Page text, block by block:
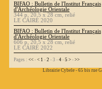
BIFAO : Bulletin de l'Institut Français
d'Archéologie Orientale
344 p, 20,5 x 28 cm, relié
LE CAIRE 2020
BIFAO : Bulletin de l'Institut Français
d'Archéologie Orientale
606 p, 20,5 x 28 cm, relié
LE CAIRE 2022
Pages : << - < 1 - 2 - 3 - 4 - 5 > - >>
Librairie Cybele - 65 bis rue